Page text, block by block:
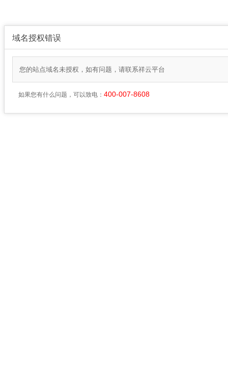
域名授权错误
您的站点域名未授权，如有问题，请联系祥云平台
如果您有什么问题，可以致电： 400-007-8608